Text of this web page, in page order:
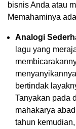
bisnis Anda atau
Memahaminya
Analogi
lagu yang
bertindak
Tanyakan pada
mahakarya
tahun